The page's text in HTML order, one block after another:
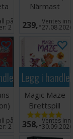
-på
2
Närmast
vinner -
SVENSK
239,-Ventes inn
27.08.2026
på
2
Legg i
Magic Maze
Brettspill
358,-Ventes inn
30.09.2026